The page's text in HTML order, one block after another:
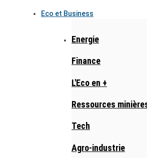
Eco et Business
Energie
Finance
L'Eco en +
Ressources
Tech
Agro-industrie